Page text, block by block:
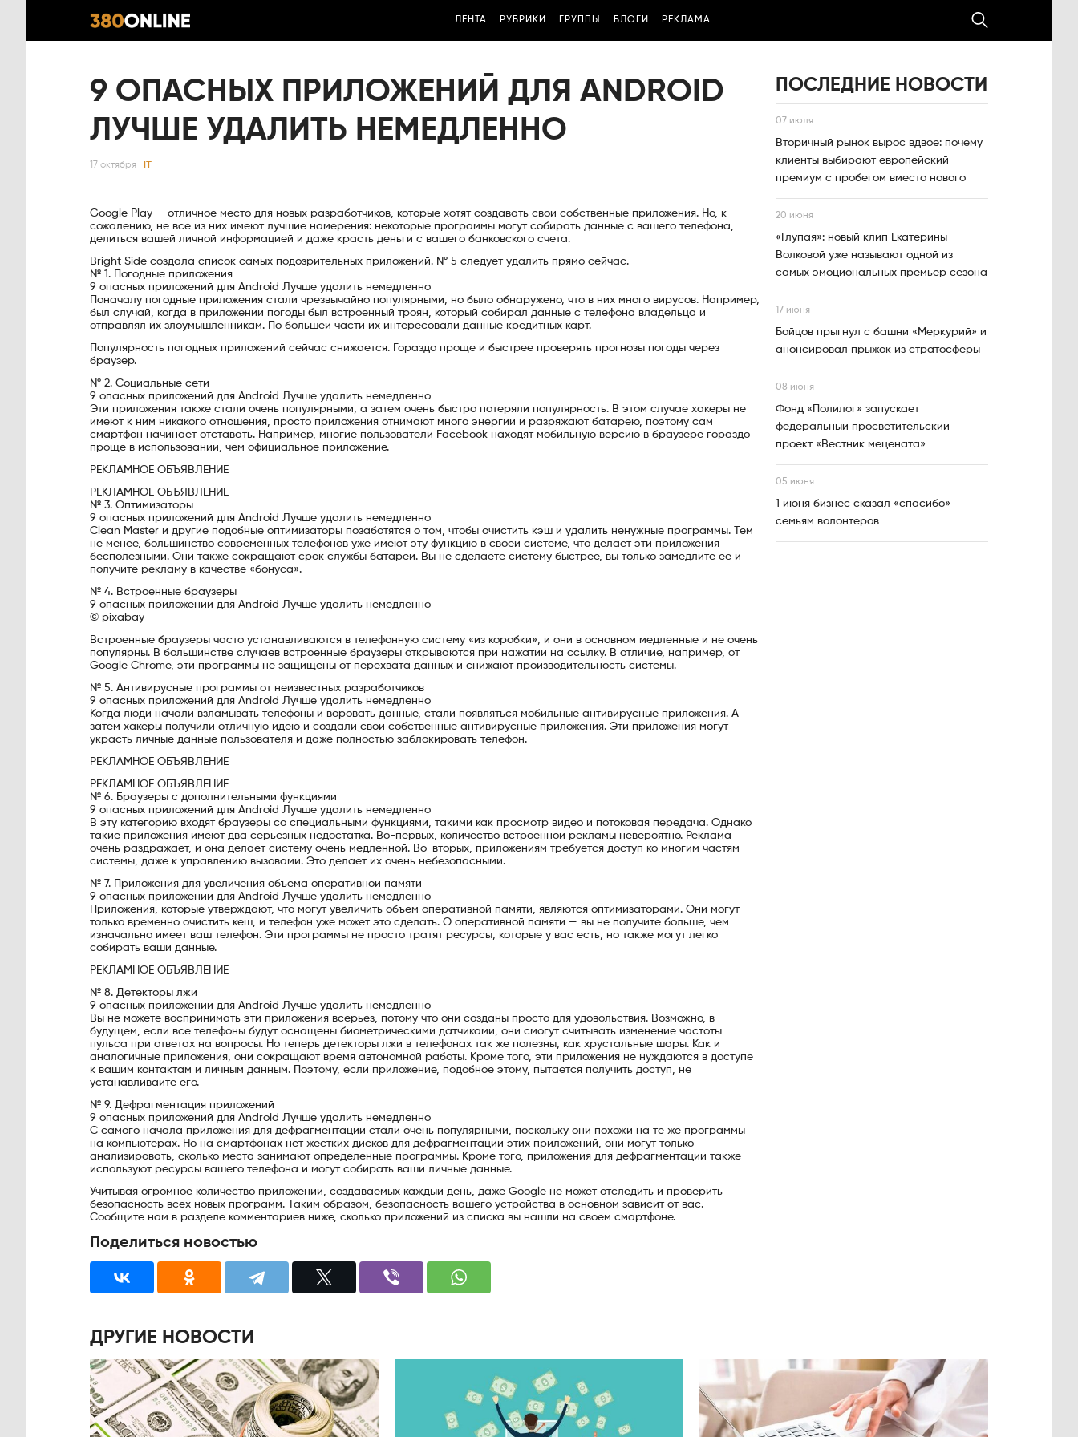
ЛЕНТА РУБРИКИ ГРУППЫ БЛОГИ РЕКЛАМА
9 ОПАСНЫХ ПРИЛОЖЕНИЙ ДЛЯ ANDROID
ЛУЧШЕ УДАЛИТЬ НЕМЕДЛЕННО
17 октября IT
Google Play — отличное место для новых разработчиков, которые хотят создавать свои собственные приложения. Но, к
сожалению, не все из них имеют лучшие намерения: некоторые программы могут собирать данные с вашего телефона,
делиться вашей личной информацией и даже красть деньги с вашего банковского счета.
Bright Side создала список самых подозрительных приложений. № 5 следует удалить прямо сейчас.
№ 1. Погодные приложения
9 опасных приложений для Android Лучше удалить немедленно
Поначалу погодные приложения стали чрезвычайно популярными, но было обнаружено, что в них много вирусов. Например,
был случай, когда в приложении погоды был встроенный троян, который собирал данные с телефона владельца и
отправлял их злоумышленникам. По большей части их интересовали данные кредитных карт.
Популярность погодных приложений сейчас снижается. Гораздо проще и быстрее проверять прогнозы погоды через
браузер.
№ 2. Социальные сети
9 опасных приложений для Android Лучше удалить немедленно
Эти приложения также стали очень популярными, а затем очень быстро потеряли популярность. В этом случае хакеры не
имеют к ним никакого отношения, просто приложения отнимают много энергии и разряжают батарею, поэтому сам
смартфон начинает отставать. Например, многие пользователи Facebook находят мобильную версию в браузере гораздо
проще в использовании, чем официальное приложение.
РЕКЛАМНОЕ ОБЪЯВЛЕНИЕ
РЕКЛАМНОЕ ОБЪЯВЛЕНИЕ
№ 3. Оптимизаторы
9 опасных приложений для Android Лучше удалить немедленно
Clean Master и другие подобные оптимизаторы позаботятся о том, чтобы очистить кэш и удалить ненужные программы. Тем
не менее, большинство современных телефонов уже имеют эту функцию в своей системе, что делает эти приложения
бесполезными. Они также сокращают срок службы батареи. Вы не сделаете систему быстрее, вы только замедлите ее и
получите рекламу в качестве «бонуса».
№ 4. Встроенные браузеры
9 опасных приложений для Android Лучше удалить немедленно
© pixabay
Встроенные браузеры часто устанавливаются в телефонную систему «из коробки», и они в основном медленные и не очень
популярны. В большинстве случаев встроенные браузеры открываются при нажатии на ссылку. В отличие, например, от
Google Chrome, эти программы не защищены от перехвата данных и снижают производительность системы.
№ 5. Антивирусные программы от неизвестных разработчиков
9 опасных приложений для Android Лучше удалить немедленно
Когда люди начали взламывать телефоны и воровать данные, стали появляться мобильные антивирусные приложения. А
затем хакеры получили отличную идею и создали свои собственные антивирусные приложения. Эти приложения могут
украсть личные данные пользователя и даже полностью заблокировать телефон.
РЕКЛАМНОЕ ОБЪЯВЛЕНИЕ
РЕКЛАМНОЕ ОБЪЯВЛЕНИЕ
№ 6. Браузеры с дополнительными функциями
9 опасных приложений для Android Лучше удалить немедленно
В эту категорию входят браузеры со специальными функциями, такими как просмотр видео и потоковая передача. Однако
такие приложения имеют два серьезных недостатка. Во-первых, количество встроенной рекламы невероятно. Реклама
очень раздражает, и она делает систему очень медленной. Во-вторых, приложениям требуется доступ ко многим частям
системы, даже к управлению вызовами. Это делает их очень небезопасными.
№ 7. Приложения для увеличения объема оперативной памяти
9 опасных приложений для Android Лучше удалить немедленно
Приложения, которые утверждают, что могут увеличить объем оперативной памяти, являются оптимизаторами. Они могут
только временно очистить кеш, и телефон уже может это сделать. О оперативной памяти — вы не получите больше, чем
изначально имеет ваш телефон. Эти программы не просто тратят ресурсы, которые у вас есть, но также могут легко
собирать ваши данные.
РЕКЛАМНОЕ ОБЪЯВЛЕНИЕ
№ 8. Детекторы лжи
9 опасных приложений для Android Лучше удалить немедленно
Вы не можете воспринимать эти приложения всерьез, потому что они созданы просто для удовольствия. Возможно, в
будущем, если все телефоны будут оснащены биометрическими датчиками, они смогут считывать изменение частоты
пульса при ответах на вопросы. Но теперь детекторы лжи в телефонах так же полезны, как хрустальные шары. Как и
аналогичные приложения, они сокращают время автономной работы. Кроме того, эти приложения не нуждаются в доступе
к вашим контактам и личным данным. Поэтому, если приложение, подобное этому, пытается получить доступ, не
устанавливайте его.
№ 9. Дефрагментация приложений
9 опасных приложений для Android Лучше удалить немедленно
С самого начала приложения для дефрагментации стали очень популярными, поскольку они похожи на те же программы
на компьютерах. Но на смартфонах нет жестких дисков для дефрагментации этих приложений, они могут только
анализировать, сколько места занимают определенные программы. Кроме того, приложения для дефрагментации также
используют ресурсы вашего телефона и могут собирать ваши личные данные.
Учитывая огромное количество приложений, создаваемых каждый день, даже Google не может отследить и проверить
безопасность всех новых программ. Таким образом, безопасность вашего устройства в основном зависит от вас.
Сообщите нам в разделе комментариев ниже, сколько приложений из списка вы нашли на своем смартфоне.
Поделиться новостью
ПОСЛЕДНИЕ НОВОСТИ
07 июля
Вторичный рынок вырос вдвое: почему
клиенты выбирают европейский
премиум с пробегом вместо нового
20 июня
«Глупая»: новый клип Екатерины
Волковой уже называют одной из
самых эмоциональных премьер сезона
17 июня
Бойцов прыгнул с башни «Меркурий» и
анонсировал прыжок из стратосферы
08 июня
Фонд «Полилог» запускает
федеральный просветительский
проект «Вестник мецената»
05 июня
1 июня бизнес сказал «спасибо»
семьям волонтеров
ДРУГИЕ НОВОСТИ